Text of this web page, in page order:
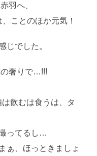
羽へ、
ことのほか元気！
じでした。
の奢りで…!!!
飲むは食うは、タ
ってるし…
ぁ、ほっときましょ